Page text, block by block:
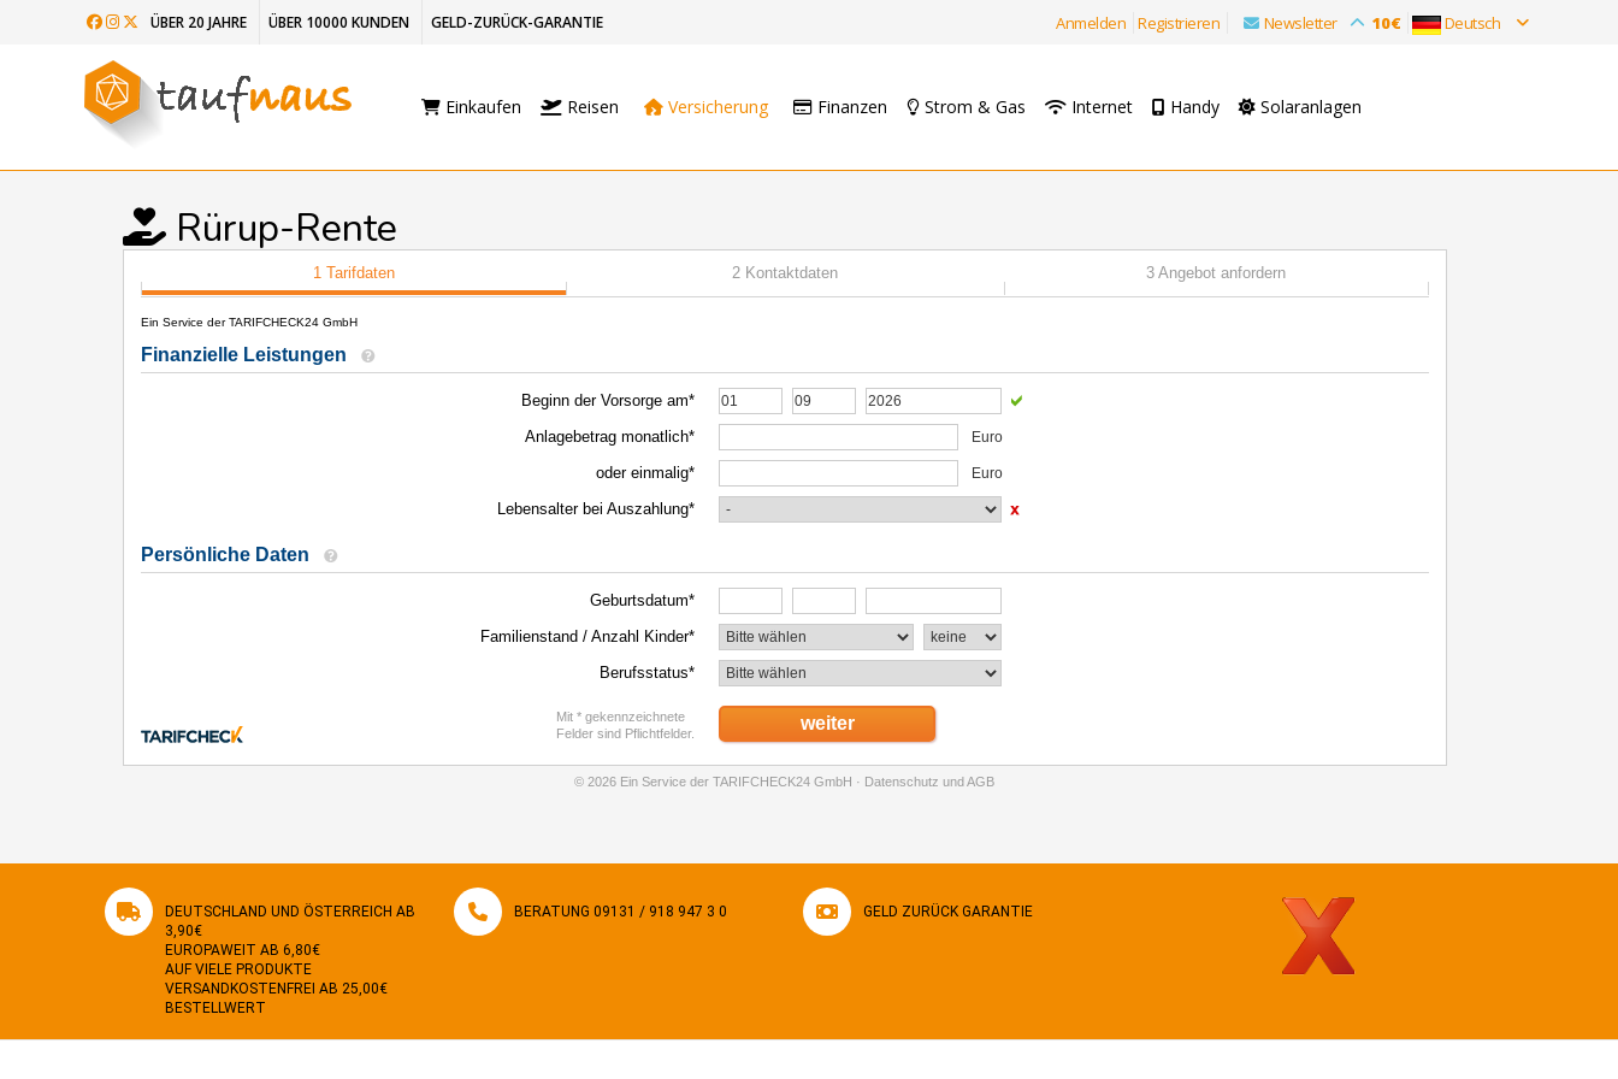
ÜBER 20 JAHRE ÜBER 10000 KUNDEN GELD-ZURÜCK-GARANTIE Anmelden Registrieren Newsletter 10€ Deutsch
Einkaufen Reisen Versicherung Finanzen Strom & Gas Internet Handy Solaranlagen
Rürup-Rente
DEUTSCHLAND UND ÖSTERREICH AB
3,90€
EUROPAWEIT AB 6,80€
AUF VIELE PRODUKTE
VERSANDKOSTENFREI AB 25,00€
BESTELLWERT
BERATUNG 09131 / 918 947 3 0 GELD ZURÜCK GARANTIE